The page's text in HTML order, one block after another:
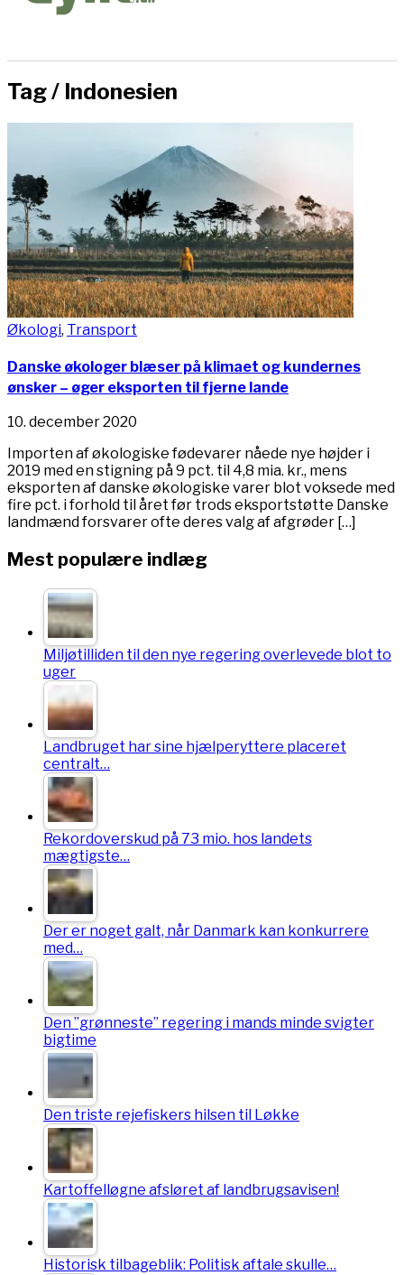
Tag / Indonesien
Økologi, Transport
Danske økologer blæser på klimaet og kundernes
ønsker – øger eksporten til fjerne lande
10. december 2020
Importen af økologiske fødevarer nåede nye højder i
2019 med en stigning på 9 pct. til 4,8 mia. kr., mens
eksporten af danske økologiske varer blot voksede med
fire pct. i forhold til året før trods eksportstøtte Danske
landmænd forsvarer ofte deres valg af afgrøder […]
Mest populære indlæg
Miljøtilliden til den nye regering overlevede blot to
uger
Landbruget har sine hjælperyttere placeret
centralt…
Rekordoverskud på 73 mio. hos landets
mægtigste…
Der er noget galt, når Danmark kan konkurrere
med…
Den ”grønneste” regering i mands minde svigter
bigtime
Den triste rejefiskers hilsen til Løkke
Kartoffelløgne afsløret af landbrugsavisen!
Historisk tilbageblik: Politisk aftale skulle…